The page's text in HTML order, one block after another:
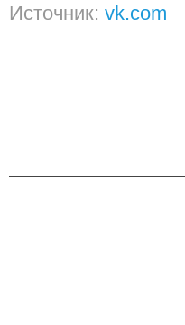
Источник: vk.com